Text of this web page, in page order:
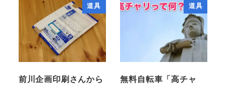
道具
前川企画印刷さんから
道具
無料自転車「高チャ